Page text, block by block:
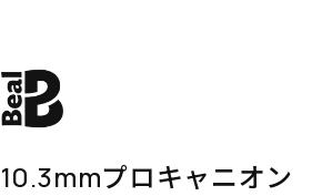
10.3mmプロキャニオン